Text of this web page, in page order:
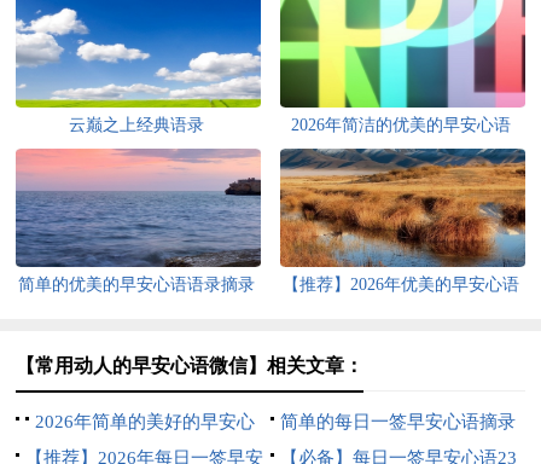
云巅之上经典语录
2026年简洁的优美的早安心语
QQ集锦48条
简单的优美的早安心语语录摘录
【推荐】2026年优美的早安心语
【常用动人的早安心语微信】相关文章：
2026年简单的美好的早安心
语QQ37条
简单的每日一签早安心语摘录
53句
【推荐】2026年每日一签早安 【必备】每日一签早安心语23